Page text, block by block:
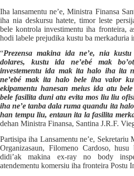
Iha lansamentu ne’e, Ministra Finansa
iha nia deskursu hatete, timor leste
bele kontrola investimentu iha fronteira,
hodi labele prejudika kustu ba merkaduria
“Prezensa makina ida ne’e, nia
dolares, kustu ida ne’ebé mak
investementu ida mak ita halo iha ita
ne’ebé mak ita halo bele iha valor
ekipamentu hanesan meius ida atu
bele fasilita duni atu evita mos liu liu
iha ne’e tanba dala ruma quandu ita
han tempu liu, entaun ita la fasilita
dehan Ministra Finansa, Santina J.R.F.
Partisipa iha Lansamentu ne’e,
Organizasaun, Filomeno Cardoso,
didi’ak makina ex-ray no body
atendementu komersiu iha fronteira Postu